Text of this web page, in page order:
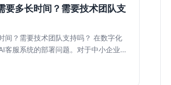
要多长时间？需要技术团队支
间？需要技术团队支持吗？ 在数字化
服系统的部署问题。对于中小企业而